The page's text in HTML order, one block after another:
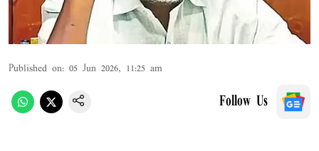
Published on: 05 Jun 2026, 11:25 am
Follow Us